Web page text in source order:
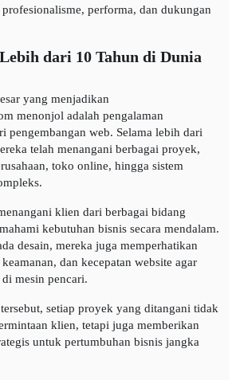
performa, dan dukungan
dari 10 Tahun di Dunia
yang menjadikan
menonjol adalah pengalaman
pengembangan web. Selama lebih dari
telah menangani berbagai proyek,
toko online, hingga sistem
klien dari berbagai bidang
kebutuhan bisnis secara mendalam.
desain, mereka juga memperhatikan
dan kecepatan website agar
mesin pencari.
setiap proyek yang ditangani tidak
klien, tetapi juga memberikan
untuk pertumbuhan bisnis jangka